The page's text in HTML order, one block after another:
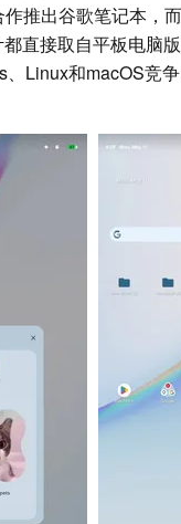
推出谷歌笔记本，
直接取自平板电脑
Linux和macOS竞争